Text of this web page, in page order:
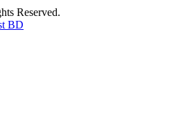
সতর্কবার্তায় আইন মানছে না অধিকাংশ
Reserved.
BD